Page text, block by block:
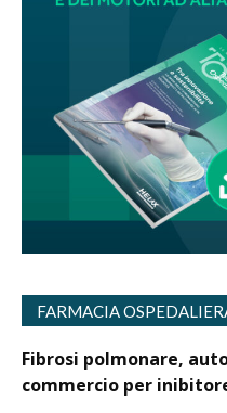
FARMACIA
Fibrosi polmonare,
commercio per